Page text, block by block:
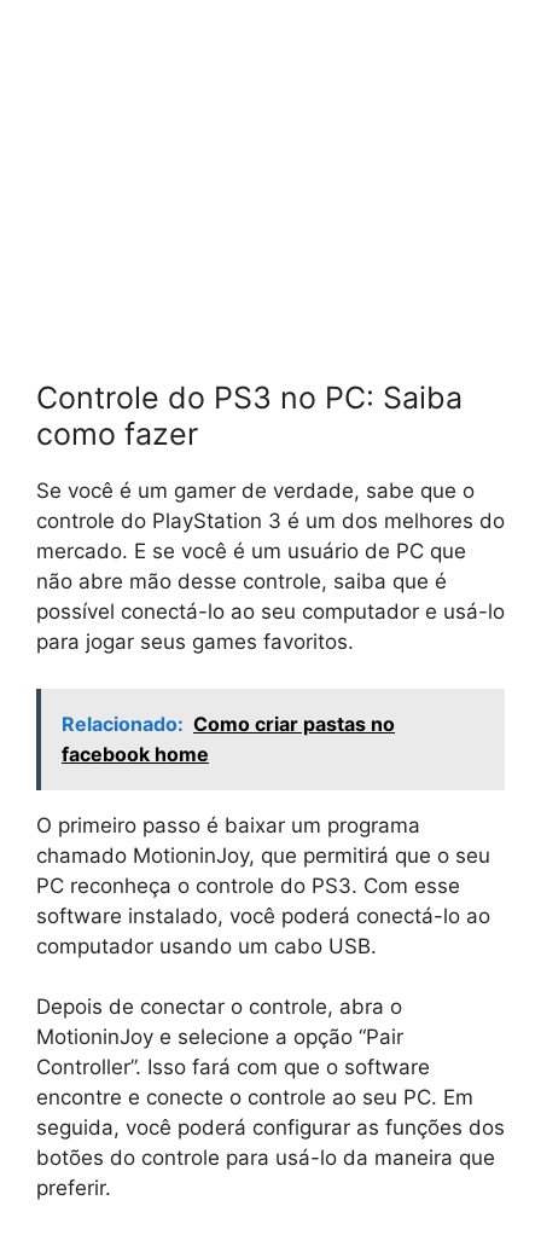
Controle do PS3 no PC: Saiba
como fazer
Se você é um gamer de verdade, sabe que o
controle do PlayStation 3 é um dos melhores do
mercado. E se você é um usuário de PC que
não abre mão desse controle, saiba que é
possível conectá-lo ao seu computador e usá-lo
para jogar seus games favoritos.
Relacionado: Como criar pastas no
facebook home
O primeiro passo é baixar um programa
chamado MotioninJoy, que permitirá que o seu
PC reconheça o controle do PS3. Com esse
software instalado, você poderá conectá-lo ao
computador usando um cabo USB.
Depois de conectar o controle, abra o
MotioninJoy e selecione a opção “Pair
Controller”. Isso fará com que o software
encontre e conecte o controle ao seu PC. Em
seguida, você poderá configurar as funções dos
botões do controle para usá-lo da maneira que
preferir.